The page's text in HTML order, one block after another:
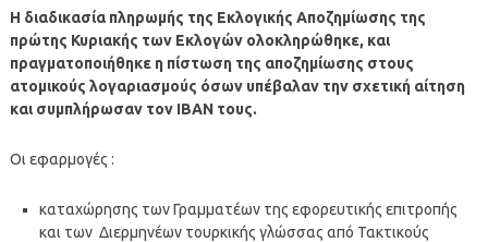
H διαδικασία πληρωμής της Εκλογικής Αποζημίωσης της
πρώτης Κυριακής των Εκλογών ολοκληρώθηκε, και
πραγματοποιήθηκε η πίστωση της αποζημίωσης στους
ατομικούς λογαριασμούς όσων υπέβαλαν την σχετική αίτηση
και συμπλήρωσαν τον IBAN τους.
Οι εφαρμογές :
καταχώρησης των Γραμματέων της εφορευτικής επιτροπής
και των Διερμηνέων τουρκικής γλώσσας από Τακτικούς